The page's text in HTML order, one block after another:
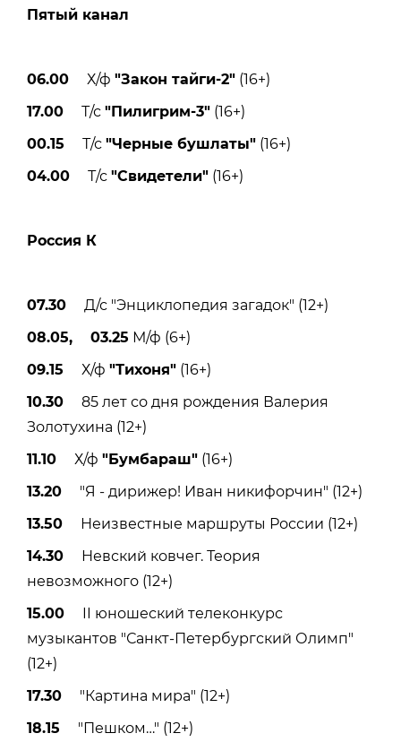
Пятый канал
06.00 Х/ф "Закон тайги-2" (16+)
17.00 Т/с "Пилигрим-3" (16+)
00.15 Т/с "Черные бушлаты" (16+)
04.00 Т/с "Свидетели" (16+)
Россия К
07.30 Д/с "Энциклопедия загадок" (12+)
08.05, 03.25 М/ф (6+)
09.15 Х/ф "Тихоня" (16+)
10.30 85 лет со дня рождения Валерия
Золотухина (12+)
11.10 Х/ф "Бумбараш" (16+)
13.20 "Я - дирижер! Иван никифорчин" (12+)
13.50 Неизвестные маршруты России (12+)
14.30 Невский ковчег. Теория
невозможного (12+)
15.00 II юношеский телеконкурс
музыкантов "Санкт-Петербургский Олимп"
(12+)
17.30 "Картина мира" (12+)
18.15 "Пешком…" (12+)